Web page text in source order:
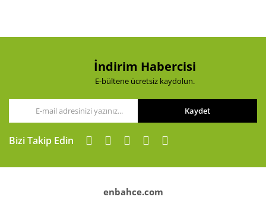
Ürün fiyatı diğer sitelerden daha pahalı.
Gönder
İndirim Habercisi
E-bültene ücretsiz kaydolun.
Kaydet
Bizi Takip Edin
enbahce.com